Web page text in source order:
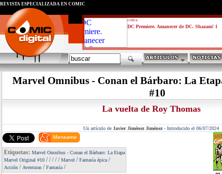
critica
DC Premiere. Amanecer de DC. Shazam! 1
REVISTA ESPECIALIZADA EN CÓMIC
Marvel Omnibus - Conan el Bárbaro: La
#10
La vuelta de Roy Thomas
Un artículo de Javier Jiménez Jiménez- Introducido el 06/07/2024
Etiquetas: Marvel Omnibus - Conan el Bárbaro: La Etapa
Marvel Original #10 /////Marvel /Fantasía épica /
Acción / Aventuras /Fantasía /